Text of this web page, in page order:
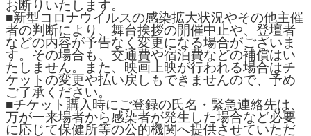
お断りいたします。
■新型コロナウイルスの感染拡大状況やその他主催
者の判断により、舞台挨拶の開催中止や、登壇者
などの内容が予告なく変更になる場合がございま
す。その場合も、交通費や宿泊費などの補償はい
たしません。また、映画上映が行われる場合はチ
ケットの変更や払い戻しもできませんので、予め
ご了承ください。
■チケット購入時にご登録の氏名・緊急連絡先は、
万が一来場者から感染者が発生した場合など必要
に応じて保健所等の公的機関へ提供させていただ